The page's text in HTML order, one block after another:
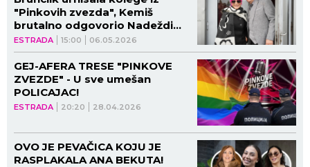
ESTRADA 15:00 06.05.2026
"Pinkovih zvezda", Kemiš
brutalno odgovorio Nadeždi
Biljić!
ESTRADA 20:20 28.04.2026
GEJ-AFERA TRESE "PINKOVE
ZVEZDE" - U sve umešan
POLICAJAC!
OVO JE PEVAČICA KOJU JE
RASPLAKALA ANA BEKUTA!